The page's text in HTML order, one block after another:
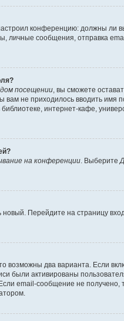
конференцию: должны
сообщения, отправка
посещении , вы сможете
вам не приходилось вводить
интернет-кафе,
на конференции . Выберите
новый. Перейдите на страницу
два варианта. Если
были активированы
email-сообщение не